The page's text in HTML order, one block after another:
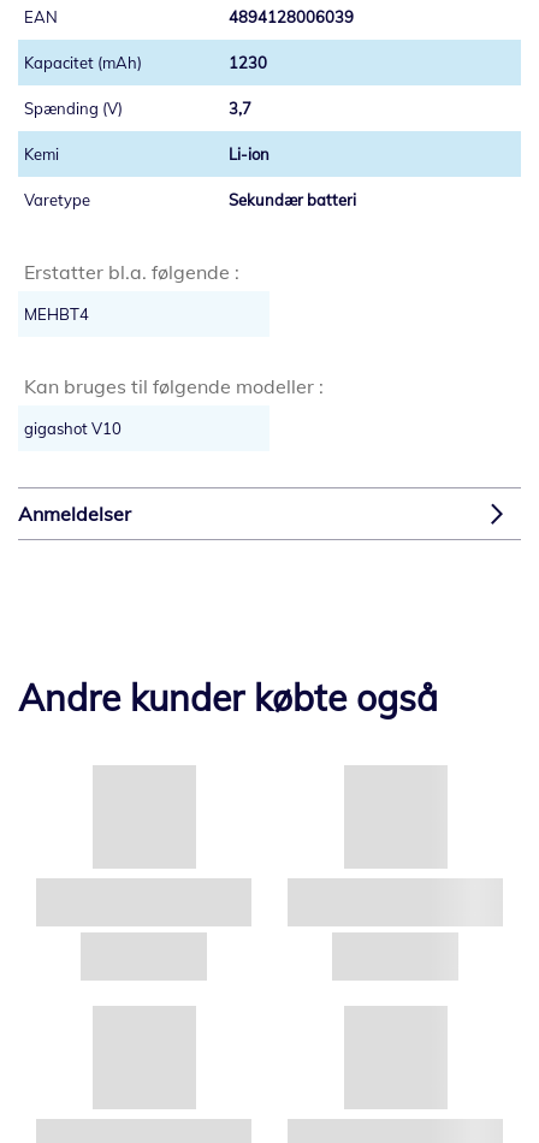
4894128006039
1230
3,7
Li-ion
Sekundær batteri
Erstatter bl.a. følgende :
MEHBT4
Kan bruges til følgende modeller :
gigashot V10
Anmeldelser
Andre kunder købte også